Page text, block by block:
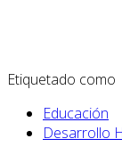
Etiquetado como
Educación
Desarrollo